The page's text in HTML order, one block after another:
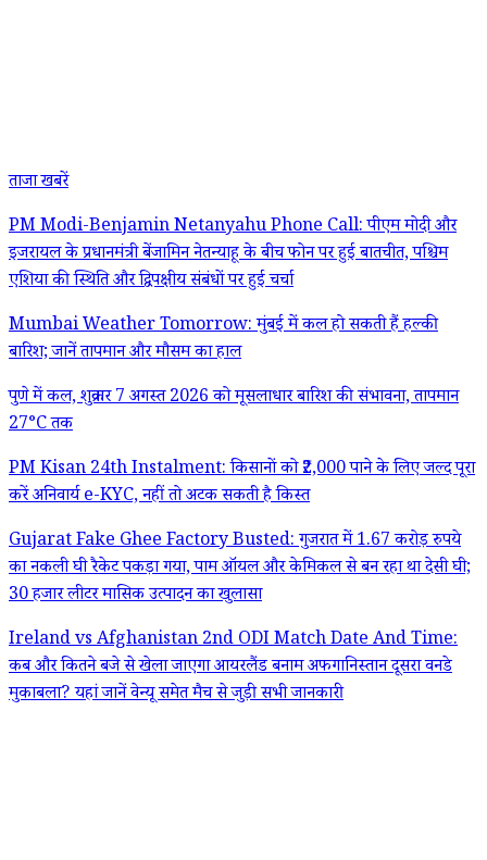
ताजा खबरें
PM Modi-Benjamin Netanyahu Phone Call: पीएम मोदी और
इजरायल के प्रधानमंत्री बेंजामिन नेतन्याहू के बीच फोन पर हुई बातचीत, पश्चिम
एशिया की स्थिति और द्विपक्षीय संबंधों पर हुई चर्चा
Mumbai Weather Tomorrow: मुंबई में कल हो सकती हैं हल्की
बारिश; जानें तापमान और मौसम का हाल
पुणे में कल, शुक्रवार 7 अगस्त 2026 को मूसलाधार बारिश की संभावना, तापमान
27°C तक
PM Kisan 24th Instalment: किसानों को ₹2,000 पाने के लिए जल्द पूरा
करें अनिवार्य e-KYC, नहीं तो अटक सकती है किस्त
Gujarat Fake Ghee Factory Busted: गुजरात में 1.67 करोड़ रुपये
का नकली घी रैकेट पकड़ा गया, पाम ऑयल और केमिकल से बन रहा था देसी घी;
30 हजार लीटर मासिक उत्पादन का खुलासा
Ireland vs Afghanistan 2nd ODI Match Date And Time:
कब और कितने बजे से खेला जाएगा आयरलैंड बनाम अफगानिस्तान दूसरा वनडे
मुकाबला? यहां जानें वेन्यू समेत मैच से जुड़ी सभी जानकारी